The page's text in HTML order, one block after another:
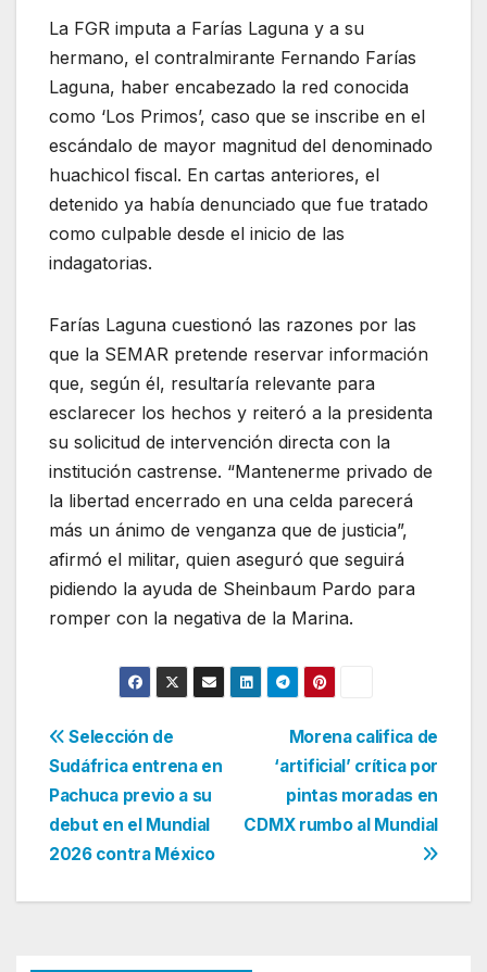
La FGR imputa a Farías Laguna y a su
hermano, el contralmirante Fernando Farías
Laguna, haber encabezado la red conocida
como ‘Los Primos’, caso que se inscribe en el
escándalo de mayor magnitud del denominado
huachicol fiscal. En cartas anteriores, el
detenido ya había denunciado que fue tratado
como culpable desde el inicio de las
indagatorias.
Farías Laguna cuestionó las razones por las
que la SEMAR pretende reservar información
que, según él, resultaría relevante para
esclarecer los hechos y reiteró a la presidenta
su solicitud de intervención directa con la
institución castrense. “Mantenerme privado de
la libertad encerrado en una celda parecerá
más un ánimo de venganza que de justicia”,
afirmó el militar, quien aseguró que seguirá
pidiendo la ayuda de Sheinbaum Pardo para
romper con la negativa de la Marina.
Navegación
de
entradas
Morena califica de
‘artificial’ crítica por
pintas moradas en
CDMX rumbo al Mundial
Selección de
Sudáfrica entrena en
Pachuca previo a su
debut en el Mundial
2026 contra México